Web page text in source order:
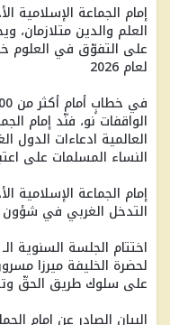
إمام الجماعة الإسلامية
العلم والدين متلازمان،
على التفوّق في العلوم
لعام 2026
الواقفات نو، فنّد إمام
العالمية ادعاءات الدول
النساء المسلمات على
إمام الجماعة الإسلامية
التدخل الغربي في شؤون
لحضرة الخليفة ميرزا
على سلوك طريق الحقّ
البيان الصادر عن إمام